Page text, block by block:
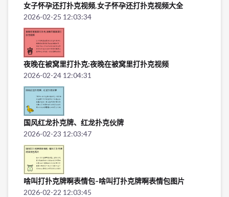
女子怀孕还打扑克视频,女子怀孕还打扑克视频大全
2026-02-25 12:03:34
夜晚在被窝里打扑克;夜晚在被窝里打扑克视频
2026-02-24 12:04:31
国风红龙扑克牌、红龙扑克伙牌
2026-02-23 12:03:47
啥叫打扑克牌啊表情包-啥叫打扑克牌啊表情包图片
2026-02-22 12:03:45